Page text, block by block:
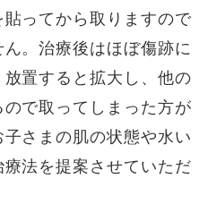
ってから取りますので
。治療後はほぼ傷跡に
置すると拡大し、他の
で取ってしまった方が
さまの肌の状態や水い
法を提案させていただ